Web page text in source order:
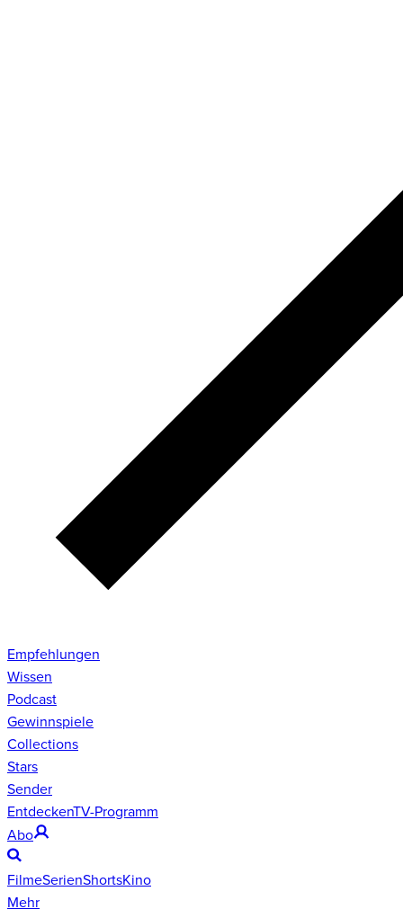
Empfehlungen
Wissen
Podcast
Gewinnspiele
Collections
Stars
Sender
EntdeckenTV-Programm
Abo
FilmeSerienShortsKino
Mehr